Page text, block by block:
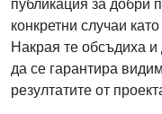
конкретни случаи
Накрая те обсъдиха
да се гарантира
резултатите от